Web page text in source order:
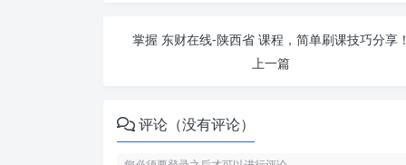
掌握 东财在线-陕西省 课程，简单刷课技巧分享！
上一篇
评论（没有评论）